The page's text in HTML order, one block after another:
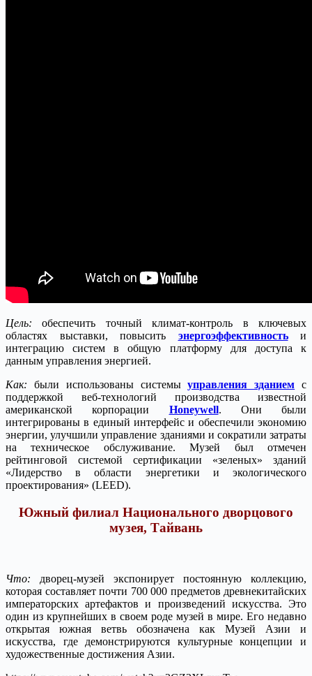
Цель: обеспечить точный климат-контроль в ключевых
областях выставки, повысить энергоэффективностьи
интеграцию систем в общую платформу для доступа к
данным управления энергией.
Как: были использованы системыуправления зданием с
поддержкой веб-технологий производства известной
американской корпорации Honeywell. Они были
интегрированы в единый интерфейс и обеспечили экономию
энергии, улучшили управление зданиями и сократили затраты
на техническое обслуживание. Музей был отмечен
рейтинговой системой сертификации «зеленых» зданий
«Лидерство в области энергетики и экологического
проектирования» (LEED).
Южный филиал Национального дворцового
музея, Тайвань
Что: дворец-музей экспонирует постоянную коллекцию,
которая составляет почти 700 000 предметов древнекитайских
императорских артефактов и произведений искусства. Это
один из крупнейших в своем роде музей в мире. Его недавно
открытая южная ветвь обозначена как Музей Азии и
искусства, где демонстрируются культурные концепции и
художественные достижения Азии.